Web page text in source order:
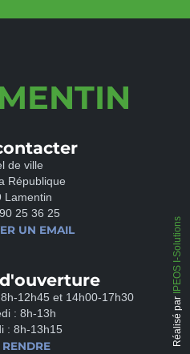
de ville
République
Lamentin
25 36 25
UN EMAIL
12h45 et 14h00-17h30
: 8h-13h
: 8h-13h15
Réalisé par
IPEOS I-Solutions